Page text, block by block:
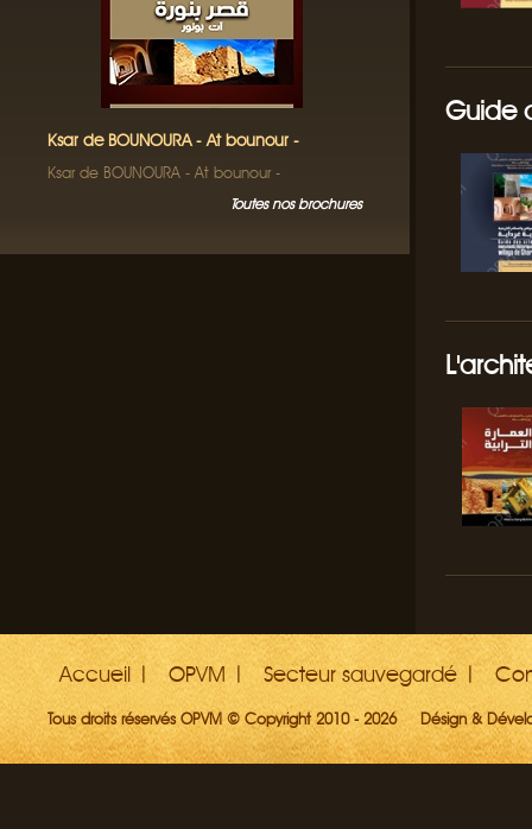
Ksar de BOUNOURA - At bounour -
Ksar de BOUNOURA - At bounour -
Toutes nos brochures
Guide
Accueil OPVM Secteur sauvegardé
Tous droits réservés OPVM © Copyright 2010 - 2026 Désign &